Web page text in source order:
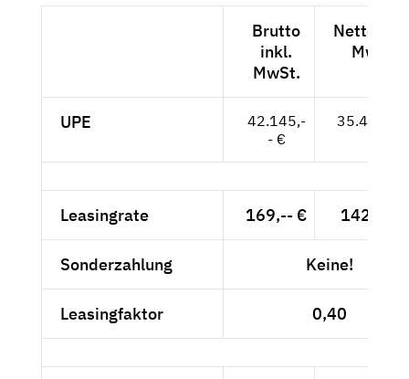
Brutto
inkl.
MwSt.
Netto
MwSt.
UPE
42.145,-
- €
35.416,--
Leasingrate 169,-- € 142,02 €
Sonderzahlung Keine!
Leasingfaktor 0,40